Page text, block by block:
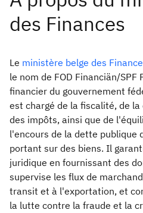
Le ministère belge des
le nom de FOD Financiän/SPF
financier du gouvernement
est chargé de la fiscalité, de
des impôts, ainsi que de
l'encours de la dette publique
portant sur des biens. Il
juridique en fournissant des
supervise les flux de
transit et à l'exportation, et
la lutte contre la fraude et la